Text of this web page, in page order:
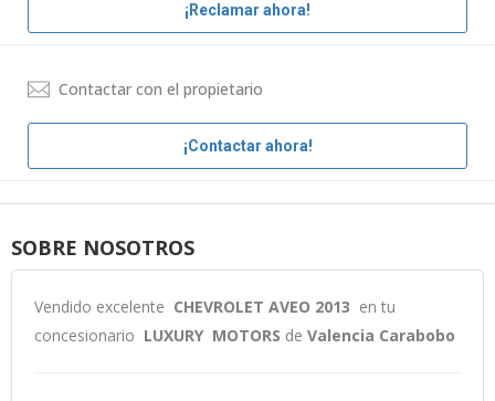
¡Reclamar ahora!
Contactar con el propietario
¡Contactar ahora!
SOBRE NOSOTROS
Vendido excelente CHEVROLET AVEO 2013 en tu
concesionario LUXURY MOTORS de Valencia Carabobo